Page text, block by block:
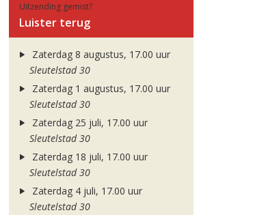
Uitzending gemist?
Luister terug
Zaterdag 8 augustus, 17.00 uur
Sleutelstad 30
Zaterdag 1 augustus, 17.00 uur
Sleutelstad 30
Zaterdag 25 juli, 17.00 uur
Sleutelstad 30
Zaterdag 18 juli, 17.00 uur
Sleutelstad 30
Zaterdag 4 juli, 17.00 uur
Sleutelstad 30